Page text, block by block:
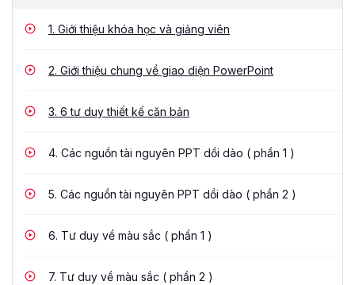
1. Giới thiệu khóa học và giảng viên
2. Giới thiệu chung về giao diện PowerPoint
3. 6 tư duy thiết kế căn bản
4. Các nguồn tài nguyên PPT dồi dào ( phần 1 )
5. Các nguồn tài nguyên PPT dồi dào ( phần 2 )
6. Tư duy về màu sắc ( phần 1 )
7. Tư duy về màu sắc ( phần 2 )